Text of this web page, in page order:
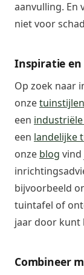
aanvulling. En
niet voor
Inspiratie en
Op zoek naar
onzetuinstijlen
een
een landelijke
onze blog vind
bijvoorbeeld
tuintafel of
jaar door kunt
Combineer